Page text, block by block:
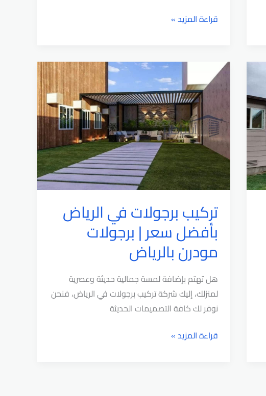
حداد
بالرياض
تركيب
اجمل
برجولات
حدائق
قراءة المزيد »
تركيب برجولات في الرياض
بأفضل سعر | برجولات
مودرن بالرياض
هل تهتم بإضافة لمسة جمالية حديثة وعصرية
لمنزلك، إليك شركة تركيب برجولات في الرياض، فنحن
نوفر لك كافة التصميمات الحديثة
تركيب
قراءة المزيد »